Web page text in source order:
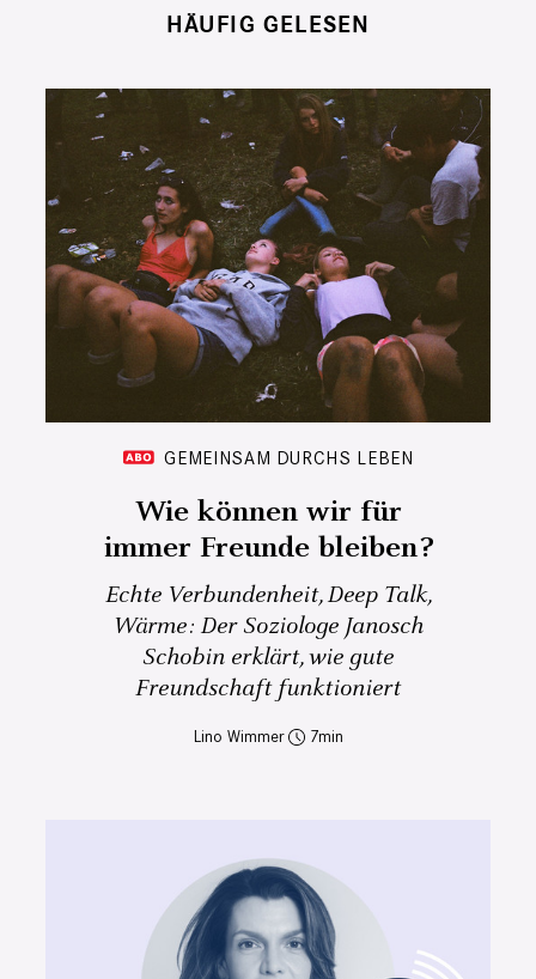
HÄUFIG GELESEN
GEMEINSAM DURCHS LEBEN
Wie können wir für
immer Freunde bleiben?
Echte Verbundenheit, Deep Talk,
Wärme: Der Soziologe Janosch
Schobin erklärt, wie gute
Freundschaft funktioniert
Lino Wimmer 7